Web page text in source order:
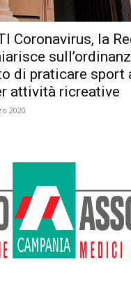
Coronavirus, la
di praticare sport
attività ricreative
2020